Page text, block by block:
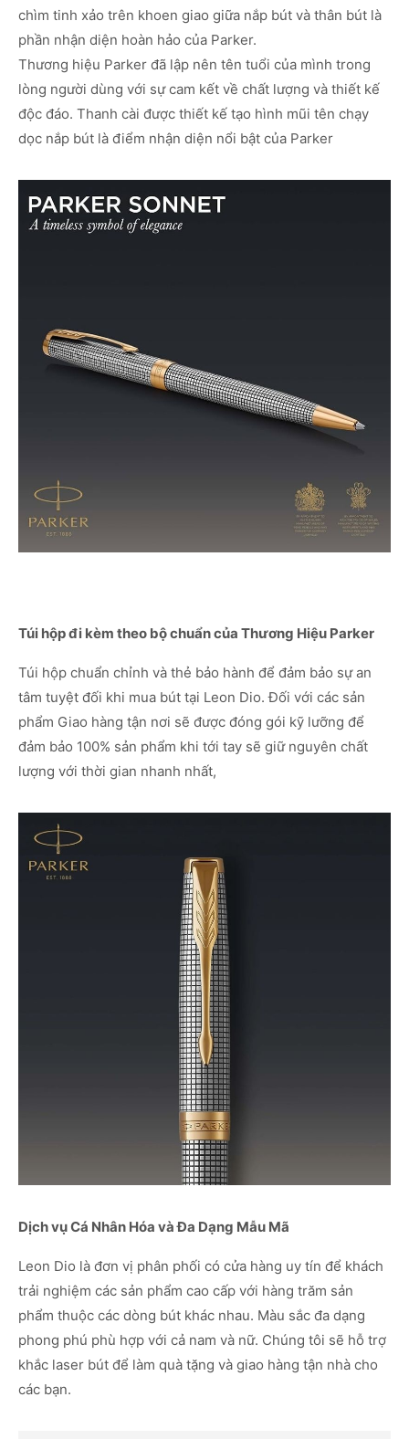
chìm tinh xảo trên khoen giao giữa nắp bút và thân bút là
phần nhận diện hoàn hảo của Parker.
Thương hiệu Parker đã lập nên tên tuổi của mình trong
lòng người dùng với sự cam kết về chất lượng và thiết kế
độc đáo. Thanh cài được thiết kế tạo hình mũi tên chạy
dọc nắp bút là điểm nhận diện nổi bật của Parker
Túi hộp đi kèm theo bộ chuẩn của Thương Hiệu Parker
Túi hộp chuẩn chỉnh và thẻ bảo hành để đảm bảo sự an
tâm tuyệt đối khi mua bút tại Leon Dio. Đối với các sản
phẩm Giao hàng tận nơi sẽ được đóng gói kỹ lưỡng để
đảm bảo 100% sản phẩm khi tới tay sẽ giữ nguyên chất
lượng với thời gian nhanh nhất,
Dịch vụ Cá Nhân Hóa và Đa Dạng Mẫu Mã
Leon Dio là đơn vị phân phối có cửa hàng uy tín để khách
trải nghiệm các sản phẩm cao cấp với hàng trăm sản
phẩm thuộc các dòng bút khác nhau. Màu sắc đa dạng
phong phú phù hợp với cả nam và nữ. Chúng tôi sẽ hỗ trợ
khắc laser bút để làm quà tặng và giao hàng tận nhà cho
các bạn.